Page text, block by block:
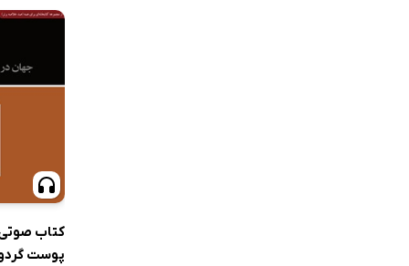
کتاب
پوست